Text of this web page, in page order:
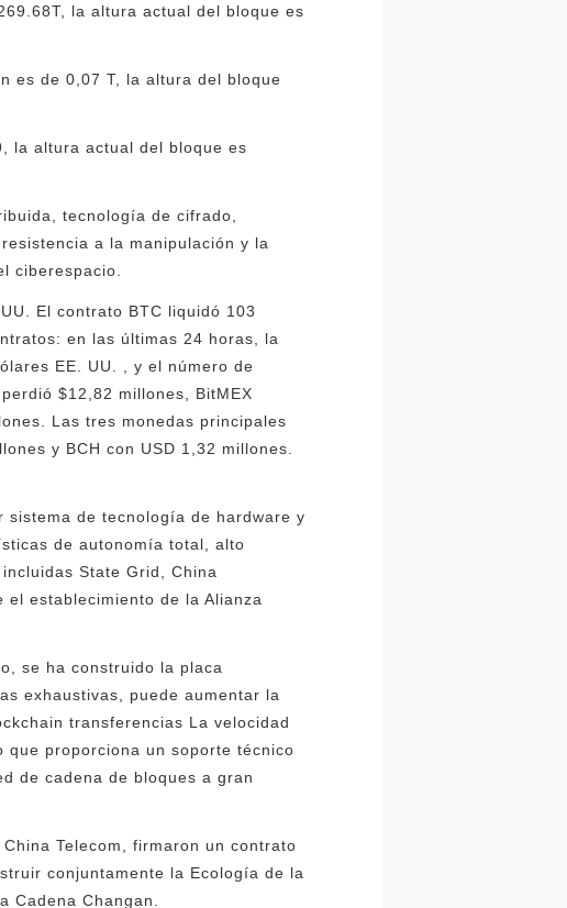
la altura actual del bloque es
es de 0,07 T, la altura del bloque
la altura actual del bloque es
tecnología de cifrado,
a la manipulación y la
ciberespacio.
El contrato BTC liquidó 103
en las últimas 24 horas, la
EE. UU. , y el número de
$12,82 millones, BitMEX
Las tres monedas principales
y BCH con USD 1,32 millones.
sistema de tecnología de hardware y
de autonomía total, alto
State Grid, China
establecimiento de la Alianza
se ha construido la placa
exhaustivas, puede aumentar la
transferencias La velocidad
proporciona un soporte técnico
de cadena de bloques a gran
Telecom, firmaron un contrato
conjuntamente la Ecología de la
Cadena Changan.